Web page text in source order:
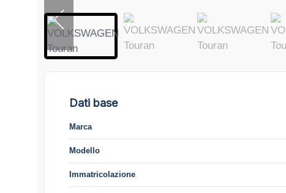
Dati base
Marca
Modello
Immatricolazione